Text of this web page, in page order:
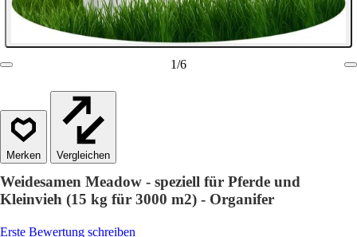
1/6
Vergleichen
Weidesamen Meadow - speziell für Pferde und
Kleinvieh (15 kg für 3000 m2) - Organifer
Erste Bewertung schreiben